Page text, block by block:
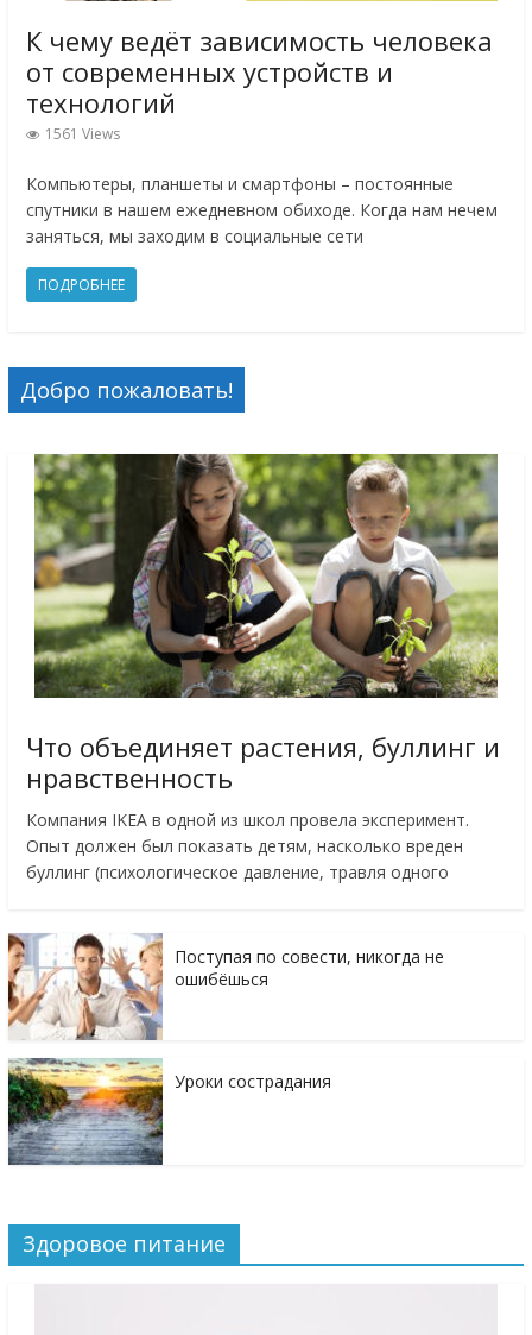
К чему ведёт зависимость человека
от современных устройств и
технологий
1561 Views
Компьютеры, планшеты и смартфоны – постоянные
спутники в нашем ежедневном обиходе. Когда нам нечем
заняться, мы заходим в социальные сети
ПОДРОБНЕЕ
Добро пожаловать!
Что объединяет растения, буллинг и
нравственность
Компания IKEA в одной из школ провела эксперимент.
Опыт должен был показать детям, насколько вреден
буллинг (психологическое давление, травля одного
Поступая по совести, никогда не
ошибёшься
Уроки сострадания
Здоровое питание